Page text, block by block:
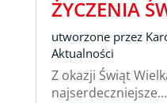
ŻYCZENIA
utworzone przez
Aktualności
Z okazji Świąt
najserdeczniejsze...